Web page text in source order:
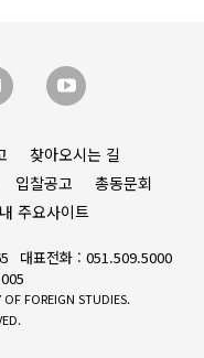
찾아오시는 길
입찰공고
총동문회
주요사이트
대표전화 : 051.509.5000
FOREIGN STUDIES.